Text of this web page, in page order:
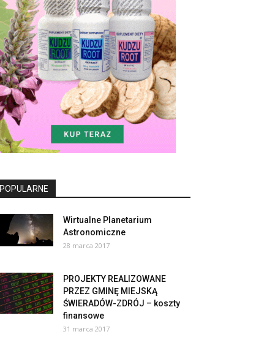
POPULARNE
Wirtualne Planetarium
Astronomiczne
28 marca 2017
PROJEKTY REALIZOWANE
PRZEZ GMINĘ MIEJSKĄ
ŚWIERADÓW-ZDRÓJ – koszty
finansowe
31 marca 2017